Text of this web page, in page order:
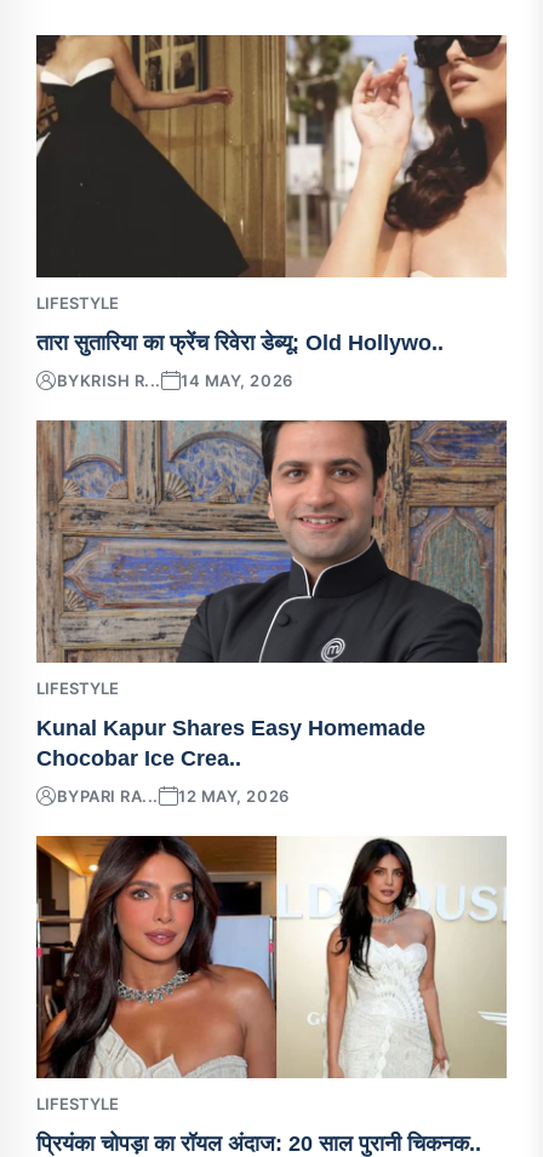
LIFESTYLE
तारा सुतारिया का फ्रेंच रिवेरा डेब्यू: Old Hollywo..
BYKRISH R... 14 MAY, 2026
LIFESTYLE
Kunal Kapur Shares Easy Homemade
Chocobar Ice Crea..
BYPARI RA... 12 MAY, 2026
LIFESTYLE
प्रियंका चोपड़ा का रॉयल अंदाज: 20 साल पुरानी चिकनक..